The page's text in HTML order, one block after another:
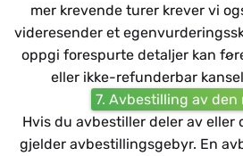
mer krevende turer krever vi
videresender et
oppgi forespurte detaljer kan
eller ikke-refunderbar
7. Avbestilling av den
Hvis du avbestiller deler av eller
gjelder avbestillingsgebyr. En